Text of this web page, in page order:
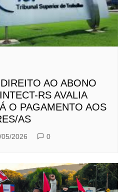
AO ABONO
RS AVALIA
O PAGAMENTO AOS
AS
05/2026 0